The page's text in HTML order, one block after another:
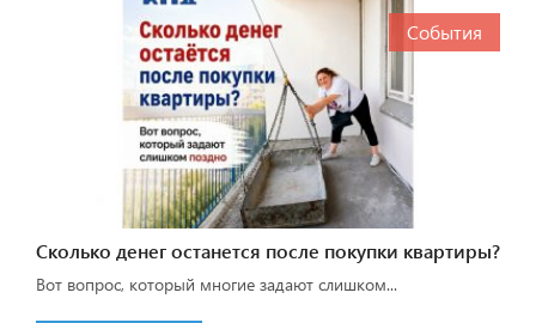
События
Сколько денег останется после покупки квартиры?
Вот вопрос, который многие задают слишком...